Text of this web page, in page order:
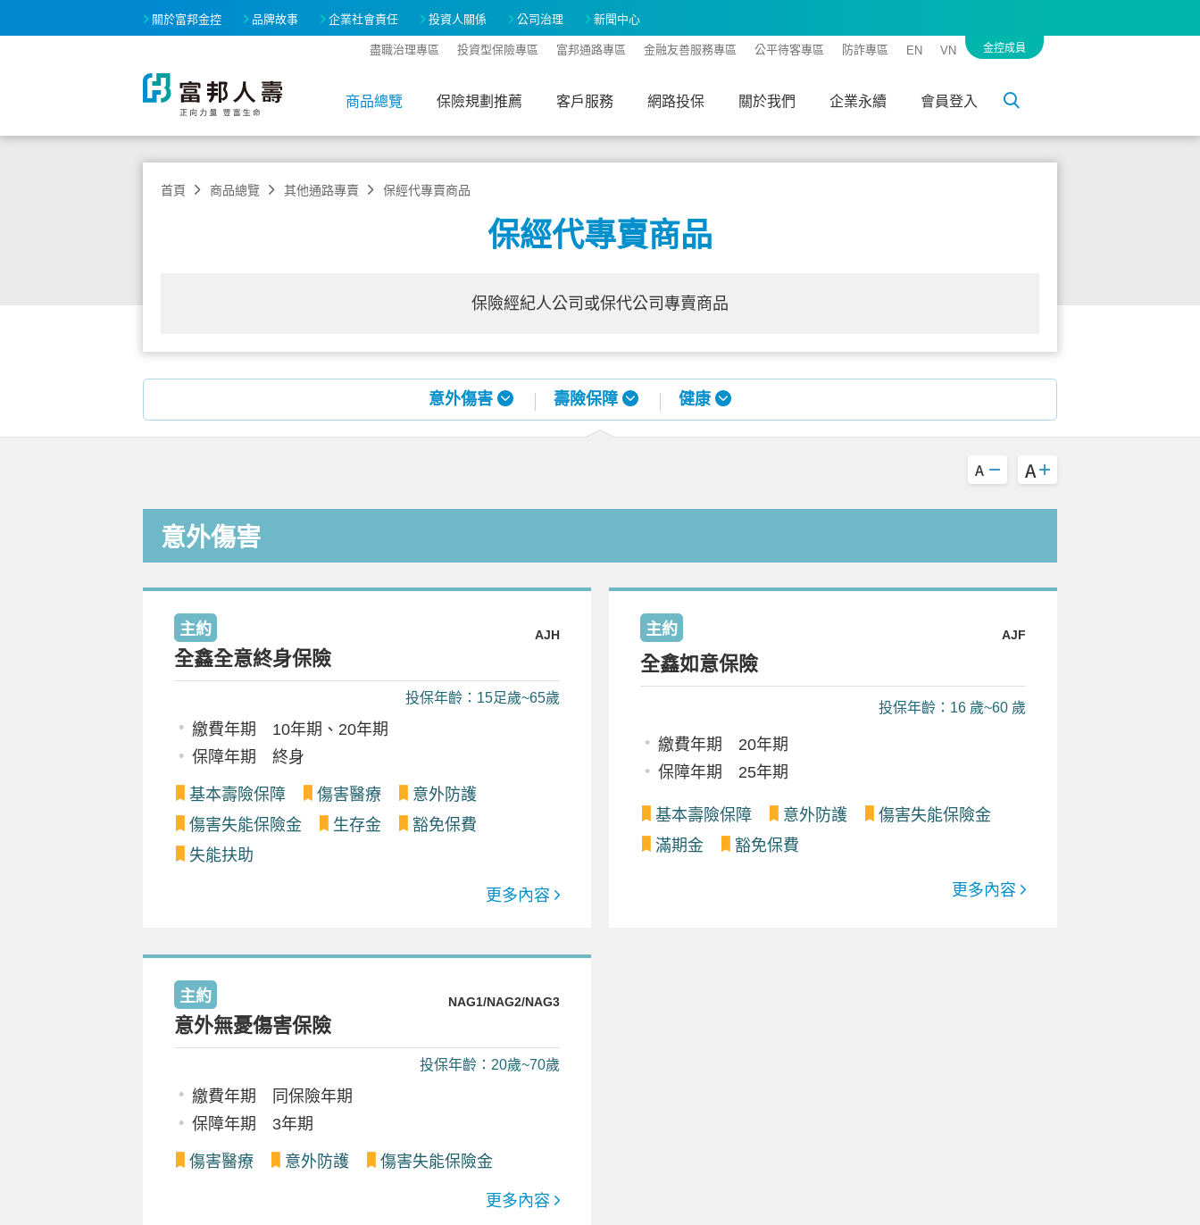
關於富邦金控 品牌故事 企業社會責任 投資人關係 公司治理 新聞中心
盡職治理專區 投資型保險專區 富邦通路專區 金融友善服務專區 公平待客專區 防詐專區 EN VN 金控成員
商品總覽 保險規劃推薦 客戶服務 網路投保 關於我們 企業永續 會員登入
首頁 商品總覽 其他通路專賣 保經代專賣商品
保經代專賣商品
保險經紀人公司或保代公司專賣商品
意外傷害 壽險保障 健康
意外傷害
主約 AJH
全鑫全意終身保險
投保年齡：15足歲~65歲
繳費年期 10年期、20年期
保障年期 終身
基本壽險保障 傷害醫療
意外防護
傷害失能保險金
生存金
豁免保費
失能扶助
更多內容
主約 AJF
全鑫如意保險
投保年齡：16 歲~60 歲
繳費年期 20年期
保障年期 25年期
基本壽險保障 意外防護
傷害失能保險金
滿期金
豁免保費
更多內容
主約 NAG1/NAG2/NAG3
意外無憂傷害保險
投保年齡：20歲~70歲
繳費年期 同保險年期
保障年期 3年期
傷害醫療 意外防護 傷害失能保險金
更多內容